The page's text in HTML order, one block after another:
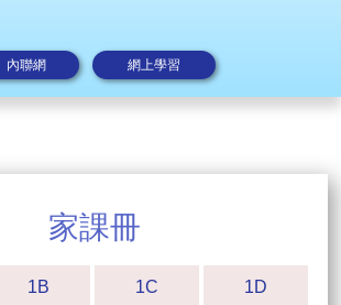
內聯網 網上學習
家課冊
1B 1C 1D